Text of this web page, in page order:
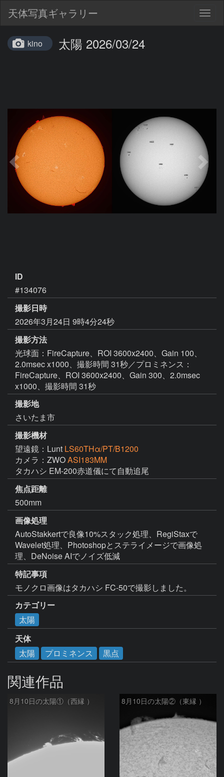
天体写真ギャラリー
kino 太陽 2026/03/24
ID
#134076
撮影日時
2026年3月24日 9時4分24秒
撮影方法
光球面：FireCapture、ROI 3600x2400、Gain 100、
2.0msec x1000、撮影時間 31秒／プロミネンス：
FireCapture、ROI 3600x2400、Gain 300、2.0msec
x1000、撮影時間 31秒
撮影地
さいたま市
撮影機材
望遠鏡：Lunt LS60THα/PT/B1200
カメラ：ZWOASI183MM
タカハシ EM-200赤道儀にて自動追尾
焦点距離
500mm
画像処理
AutoStakkertで良像10%スタック処理、RegiStaxで
Wavelet処理、Photoshopとステライメージで画像処
理、DeNoise AIでノイズ低減
特記事項
モノクロ画像はタカハシ FC-50で撮影しました。
カテゴリー
太陽
天体
太陽
プロミネンス 黒点
関連作品
8月10日の太陽①（西縁 ） 8月10日の太陽②（東縁 ）